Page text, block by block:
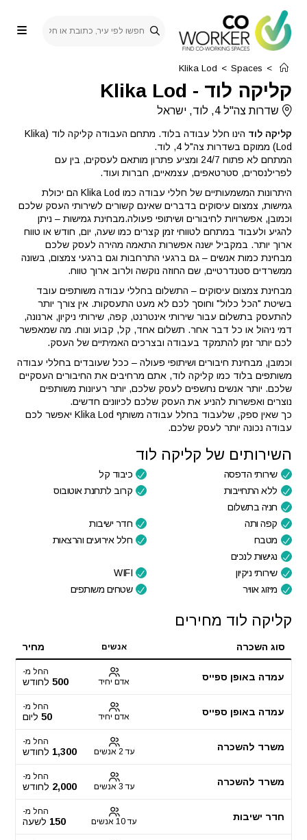
content
>
Spaces
>
Klika Lod
קליקה לוד -
Klika Lod
שדרות צה"ל 4, לוד, ישראל
קליקה לוד
הינו חלל עבודה בלוד. מתחם העבודה קליקה לוד (Klika
Lod) ממוקם בשדרות צה"ל 4, לוד.
המתחם לא פתוח 24/7 ומציע פתרון מותאם לעסקים, בין עם
לפרילנסרים, סטרטאפים, עצמאיים, חברות ועוד.
היתרונות המשמעותיים של חללי עבודה כמו Klika Lod הם יכולת
גמישות, צמצום עיסוקים בדברים שאינם קשורים לשירותי העסק שלכם
וכמובן, אפשרויות לחיבורים ושיתופי פעולה.מבחינת גמישות – ניתן
להגיע ולעבוד במתחם לטווחי זמן קצרים כמו שעה, יום, חודש או טווח
ארוך יותר. במקביל ישנה אפשרות התאמה מהירה לעסק שלכם
מבחינת כמות אנשים – גם ברגעי התרחבות וגם ברגעי צמצום, בשונה
ממשרדים סטנדרטיים, שם החוזה נוקשה ולרוב ארוך טווח.
מבחינת צמצום עיסוקים – התשלום בחללי עבודה משותפים עובד
בשיטת "הכל כלול" וחוסך לכם לא מעט התעסקות. אין צורך יותר
להתעסק בתשלום עבור שירותי אינטרנט, קפה, שירותי ניקיון, ארנונה,
דמי ניהול או כל דבר אחר. תשלום אחד, קל, קבוע ונוח. מה שמאפשר
לכם יותר זמן להתמקד בעבודה ובצרכים האמיתיים של העסק.
וכמובן, מבחינת חיבורים ושיתופי פעולה – ככל שעובדים בחללי עבודה
משותפים בלוד כמו קליקה לוד, אתם מרחיבים את החיבורים העסקיים
שלכם. יותר אנשים נחשפים לעסק שלכם, יותר רעיונות משותפים
נוצרים ואפשרות להניע את העסק שלכם לכיוונים חדשים.
כך שאין ספק, שלעבוד בחלל עבודה משותף Klika Lod יאפשר לכם
עבודה נכונה יותר לעסק שלכם.
השירותים של קליקה לוד
שירותי הדפסה
כיבוד קל
ללא התחייבות
קרוב לתחנת אוטובוס
חניה בתשלום
קפה ותה
חדר ישיבות
מטבח
חלל אירועים והרצאות
נגישות לנכים
שירותי ניקיון
WIFI
מיזוג אוויר
שטחים משותפים
קליקה לוד מחירים
סוג השכרה אנשים מחיר
עמדה באופן ספייס אדם יחיד
החל מ-
500 לחודש
עמדה באופן ספייס אדם יחיד
החל מ-
50 ליום
משרד להשכרה עד 2 אנשים
החל מ-
1,300 לחודש
משרד להשכרה עד 3 אנשים
החל מ-
2,000 לחודש
חדר ישיבות עד 10 אנשים
החל מ-
150 לשעה